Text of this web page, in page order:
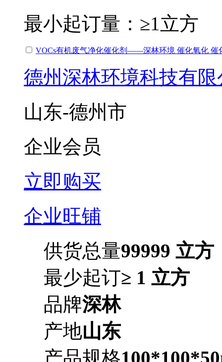
最小起订量： ≥1立方
VOCs有机废气净化催化剂——深林环境 催化氧化 催
德州深林环境科技有限
山东-德州市
企业会员
立即购买
企业旺铺
供货总量99999 立方
最少起订≥ 1 立方
品牌深林
产地山东
产品规格